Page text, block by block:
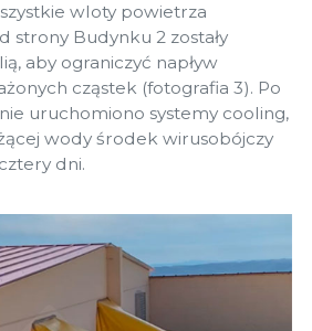
wloty powietrza
strony Budynku 2 zostały
aby ograniczyć napływ
cząstek (fotografia 3). Po
uruchomiono systemy cooling,
wody środek wirusobójczy
dni.